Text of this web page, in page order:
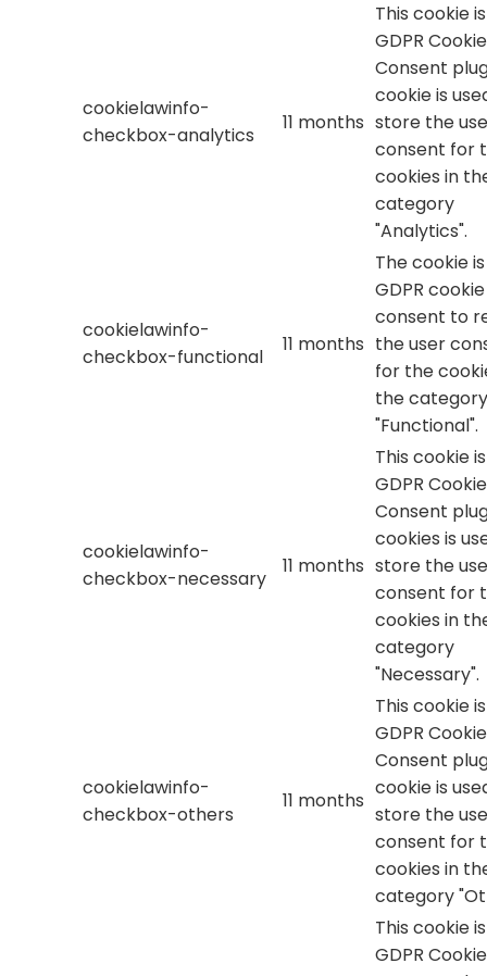
cookielawinfo-
checkbox-analytics
11 months
This cookie
GDPR Cookie
Consent
cookie is
store the
consent for
cookies in
category
"Analytics".
cookielawinfo-
checkbox-functional
11 months
The cookie
GDPR cookie
consent to
the user
for the
the category
"Functional".
cookielawinfo-
checkbox-necessary
11 months
This cookie
GDPR Cookie
Consent
cookies is
store the
consent for
cookies in
category
"Necessary".
cookielawinfo-
checkbox-others
11 months
This cookie
GDPR Cookie
Consent
cookie is
store the
consent for
cookies in
category
This cookie
GDPR Cookie